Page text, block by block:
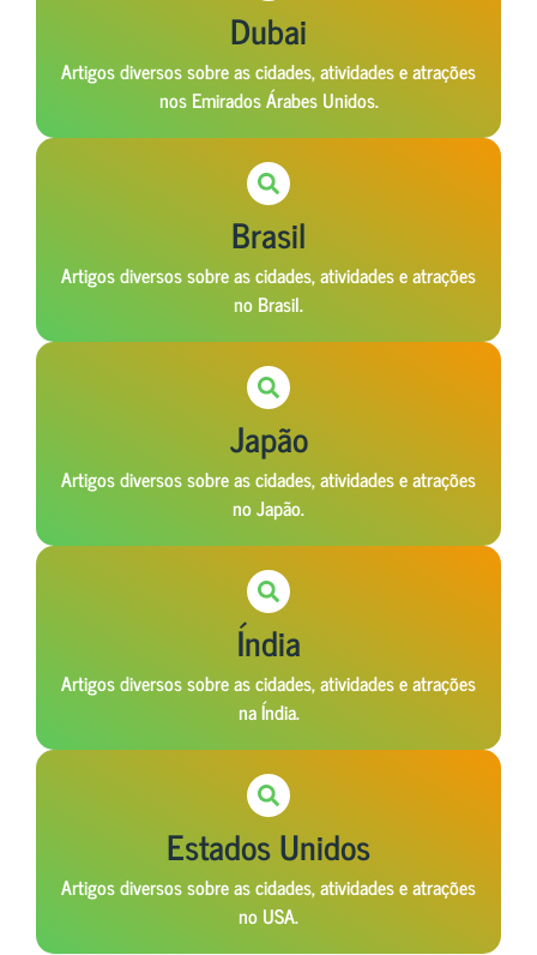
Dubai
Artigos diversos sobre as cidades, atividades e atrações
nos Emirados Árabes Unidos.
Brasil
Artigos diversos sobre as cidades, atividades e atrações
no Brasil.
Japão
Artigos diversos sobre as cidades, atividades e atrações
no Japão.
Índia
Artigos diversos sobre as cidades, atividades e atrações
na Índia.
Estados Unidos
Artigos diversos sobre as cidades, atividades e atrações
no USA.